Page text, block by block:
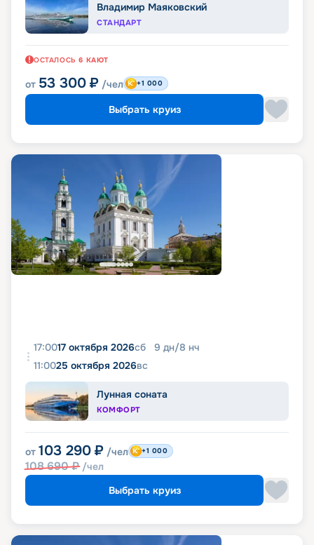
Владимир Маяковский
СТАНДАРТ
ОСТАЛОСЬ 6 КАЮТ
от 53 300 ₽ /чел +1 000
Выбрать круиз
17:0017 октября 2026сб 9 дн/8 нч
11:0025 октября 2026вс
Лунная соната
КОМФОРТ
от 103 290 ₽ /чел
108 690₽ /чел
+1 000
Выбрать круиз